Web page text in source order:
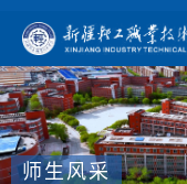
师生风采